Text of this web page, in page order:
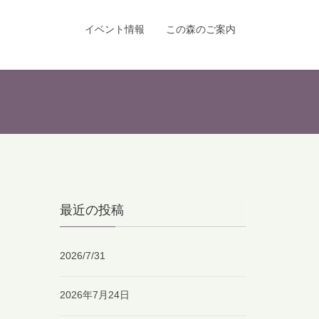
イベント情報 この森のご案内
最近の投稿
2026/7/31
2026年7月24日